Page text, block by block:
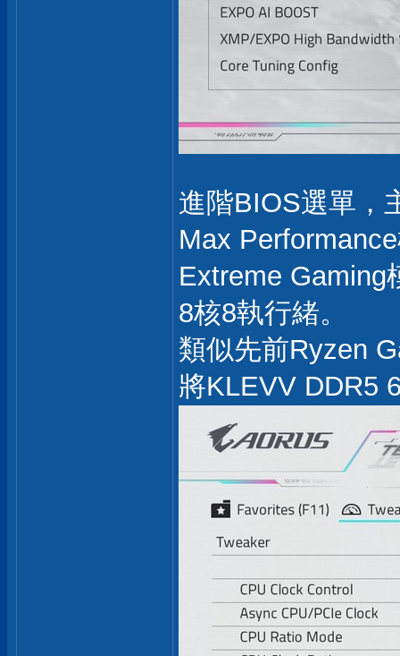
進階BIOS選單，
Max
Extreme Gaming
8核8執行緒。
類似先前Ryzen
將KLEVV DDR5